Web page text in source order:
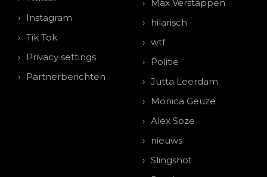
Instagram
Tik Tok
Privacy settings
Partnerberichten
Max Verstappen
hilarisch
wtf
Politie
Jutta Leerdam
Monica Geuze
Alex Soze
nieuws
Slingshot